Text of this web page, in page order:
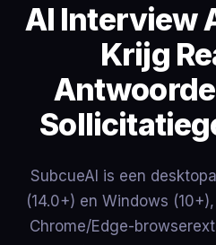
AI Interview
Krijg
SubcueAI is een
(14.0+) en Windows
Chrome/Edge-